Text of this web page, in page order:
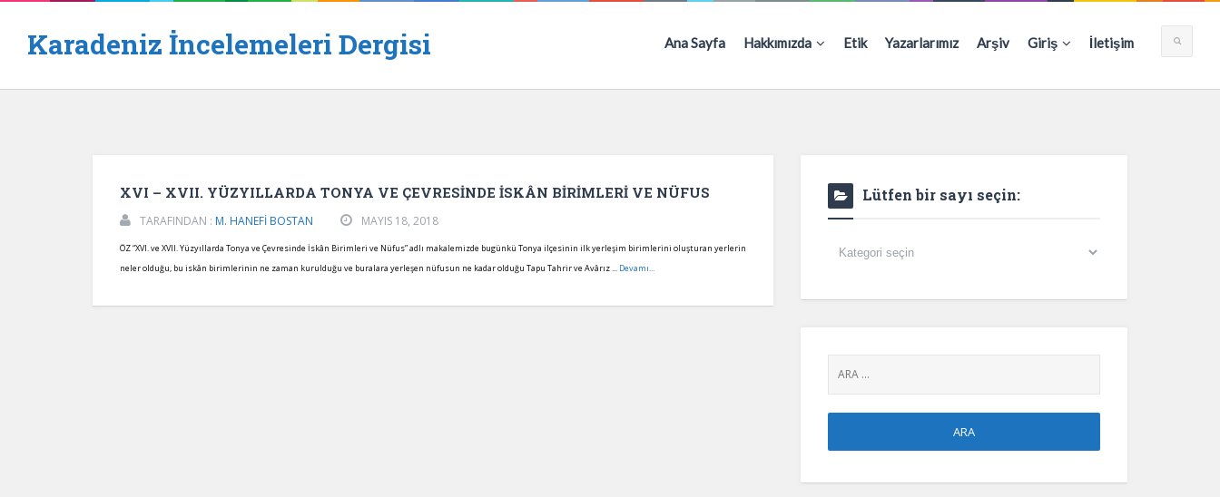
Karadeniz İncelemeleri Dergisi Ana Sayfa Hakkımızda Etik Yazarlarımız Arşiv Giriş İletişim
XVI – XVII. YÜZYILLARDA TONYA VE ÇEVRESİNDE İSKÂN BİRİMLERİ VE NÜFUS
TARAFINDAN : M. HANEFİ BOSTAN MAYIS 18, 2018
ÖZ “XVI. ve XVII. Yüzyıllarda Tonya ve Çevresinde İskân Birimleri ve Nüfus” adlı makalemizde bugünkü Tonya ilçesinin ilk yerleşim birimlerini oluşturan yerlerin
neler olduğu, bu iskân birimlerinin ne zaman kurulduğu ve buralara yerleşen nüfusun ne kadar olduğu Tapu Tahrir ve Avârız ... Devamı...
Lütfen bir sayı seçin:
Lütfen